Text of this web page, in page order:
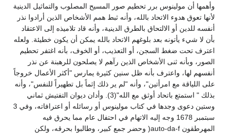
وأهمها أن مولينوس برر تحطيم صور المسيح المصلوب والتماثيل الدينية
لأنها تعوق هدوء الاتحاد بالله، وأنه ثبط همم الأشخاص الذين أرادوا نذر
أنفسه للدين أو الالتحاق بالطرق الدينية، وأنه قاد تلاميذه إلى الاعتقاد
بأن لا شيء يأتونه بعد بلوغهم الاتحاد بالله يمكن أن يكون خطيئة. ولعله
اعترف تحت ضغط السجن، أو التعذيب، أو الخوف، بأنه اغتفر تحطيم
الصور، وبأنه ثنى الأشخاص الذين رآهم لا يصلحون للرهبنة عن نذر
أنفسهم لها، واعترف بأنه ظل سنين كثيرة يمارس "أكثر الأعمال خروجاً
على اللياقة مع امرأتين"، وأنه "لم ير ذلك إثماً بل تطهيراً للنفس"، وأنه
بذلك " استمتع باتحاد أوثق مع الله"(3). وأدان ديوان التفتيش ثماني
وستين دعوى وجدها في كتاب مولينوس أو رسائله أو اعترافاته، وفي 3
سبتمبر 1678 وجه إليه الاتهام في احتفال عام مما يحرق فيه
المهرطقون auto-da-f( وحضر جمع كبير، وطالبوا بحرقه، ولكن